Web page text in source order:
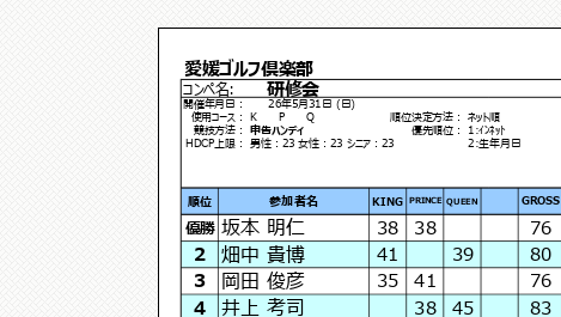
愛媛ゴルフ倶楽部
コンペ名: 研修会
開催年月日： 26年5月31日 (日)
使用コース：
K P Q 順位決定方法： ネット順
競技方法：
申告ハンディ 優先順位： 1:ｲﾝﾈｯﾄ
HDCP上限：
男性：23 女性：23 シニア：23 2:生年月日
順位 参加者名 KING PRINCE QUEEN GROSS
優勝 坂本 明仁 38 38 76
2
畑中 貴博 41 39 80
3
岡田 俊彦 35 41 76
4
井上 考司 38 45 83